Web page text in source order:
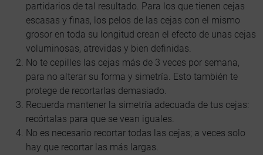
partidarios de tal resultado. Para los que tienen cejas
escasas y finas, los pelos de las cejas con el mismo
grosor en toda su longitud crean el efecto de unas cejas
voluminosas, atrevidas y bien definidas.
No te cepilles las cejas más de 3 veces por semana,
para no alterar su forma y simetría. Esto también te
protege de recortarlas demasiado.
Recuerda mantener la simetría adecuada de tus cejas:
recórtalas para que se vean iguales.
No es necesario recortar todas las cejas; a veces solo
hay que recortar las más largas.